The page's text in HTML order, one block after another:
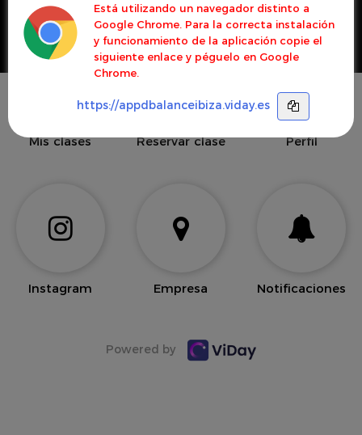
Está utilizando un navegador distinto a
Google Chrome. Para la correcta instalación
y funcionamiento de la aplicación copie el
siguiente enlace y péguelo en Google
Chrome.
https://appdbalanceibiza.viday.es
Mis clases Reservar clase Perfil
Instagram Empresa Notificaciones
Powered by